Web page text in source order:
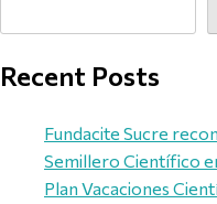
Recent Posts
Fundacite Sucre
Semillero Científico
Plan Vacaciones